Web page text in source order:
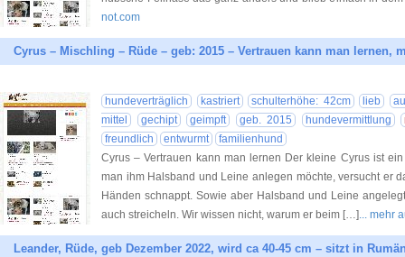
not.com
Cyrus – Mischling – Rüde – geb: 2015 – Vertrauen kann man lernen,
hundeverträglich kastriert schulterhöhe: 42cm lieb
mittel
gechipt geimpft geb. 2015 hundevermittlung
freundlich
entwurmt
familienhund
Cyrus – Vertrauen kann man lernen Der kleine Cyrus ist
man ihm Halsband und Leine anlegen möchte, versucht er
Händen schnappt. Sowie aber Halsband und Leine
auch streicheln. Wir wissen nicht, warum er beim […]... mehr
Leander, Rüde, geb Dezember 2022, wird ca 40-45 cm – sitzt in